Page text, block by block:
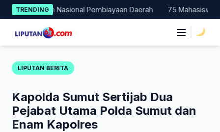
Skip
to
content
TRENDINGNasional Pembiayaan Daerah 75 Mahasiswa
LIPUTAN BERITA
Kapolda Sumut Sertijab Dua
Pejabat Utama Polda Sumut dan
Enam Kapolres